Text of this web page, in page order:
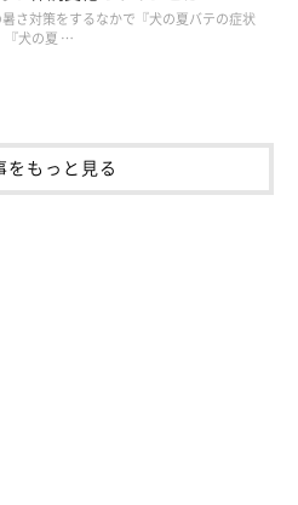
し、小型犬はもともと骨密度が低
です。抱っこで誤って落としてし
さ対策をするなかで『犬の夏バテの症状
『犬の夏 …
をもっと見る